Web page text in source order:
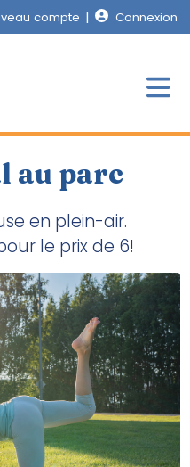
compte Connexion
au parc
en plein-air.
le prix de 6!